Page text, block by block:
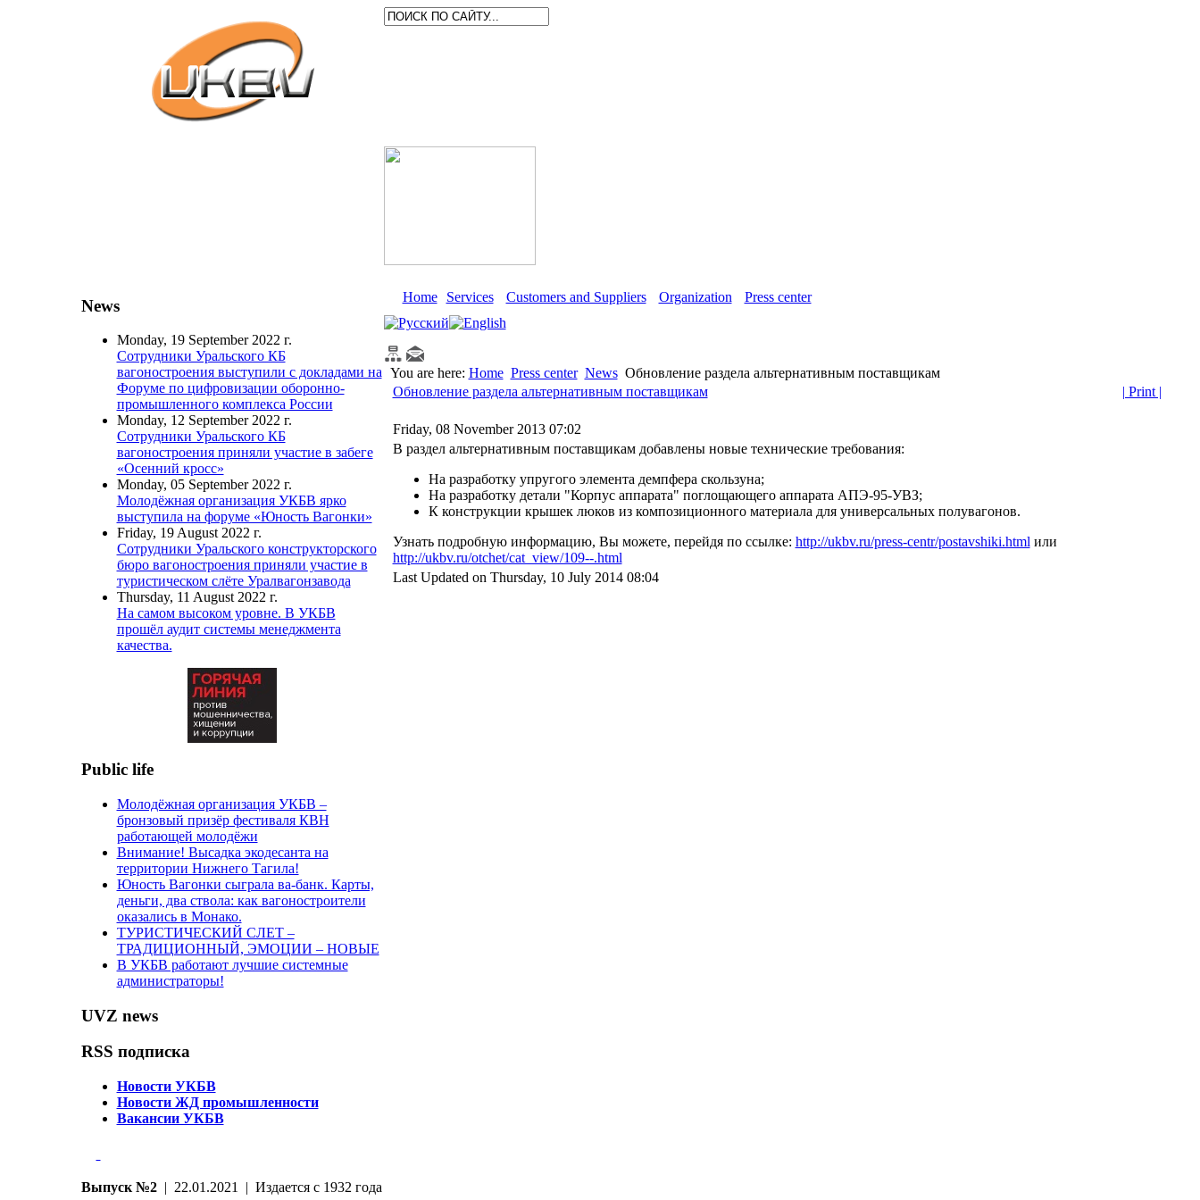
News
Monday, 19 September 2022 г.
Сотрудники Уральского КБ
вагоностроения выступили с докладами на
Форуме по цифровизации оборонно-
промышленного комплекса России
Monday, 12 September 2022 г.
Сотрудники Уральского КБ
вагоностроения приняли участие в забеге
«Осенний кросс»
Monday, 05 September 2022 г.
Молодёжная организация УКБВ ярко
выступила на форуме «Юность Вагонки»
Friday, 19 August 2022 г.
Сотрудники Уральского конструкторского
бюро вагоностроения приняли участие в
туристическом слёте Уралвагонзавода
Thursday, 11 August 2022 г.
На самом высоком уровне. В УКБВ
прошёл аудит системы менеджмента
качества.
Public life
Молодёжная организация УКБВ –
бронзовый призёр фестиваля КВН
работающей молодёжи
Внимание! Высадка экодесанта на
территории Нижнего Тагила!
Юность Вагонки сыграла ва-банк. Карты,
деньги, два ствола: как вагоностроители
оказались в Монако.
ТУРИСТИЧЕСКИЙ СЛЕТ –
ТРАДИЦИОННЫЙ, ЭМОЦИИ – НОВЫЕ
В УКБВ работают лучшие системные
администраторы!
UVZ news
RSS подписка
Новости УКБВ
Новости ЖД промышленности
Вакансии УКБВ
Выпуск №2| 22.01.2021 | Издается с 1932 года
Home Services Customers and Suppliers Organization Press center
You are here: Home Press center News Обновление раздела альтернативным поставщикам
Обновление раздела альтернативным поставщикам
| Print |
Friday, 08 November 2013 07:02
В раздел альтернативным поставщикам добавлены новые технические требования:
На разработку упругого элемента демпфера скользуна;
На разработку детали "Корпус аппарата" поглощающего аппарата АПЭ-95-УВЗ;
К конструкции крышек люков из композиционного материала для универсальных полувагонов.
Узнать подробную информацию, Вы можете, перейдя по ссылке: http://ukbv.ru/press-centr/postavshiki.html или
http://ukbv.ru/otchet/cat_view/109--.html
Last Updated on Thursday, 10 July 2014 08:04